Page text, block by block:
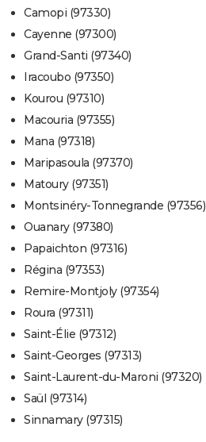
CARTE DE VOEUX
Carte de Noël
Carte Bonne année
Carte Saint-Valentin
Carte Pâques
Carte d'anniversaire
DICTIONNAIRE
Dictionnaire
Biographies
Citations
Expressions
Proverbes
PROGRAMME TV
COPAINS D'AVANT
S'inscrire
Se connecter
Lycées
Collèges
Primaires
Universités
Entreprises
Service militaire
Avis de recherche
AVIS DE DÉCÈS
FORUM
Bricolage
Lifestyle
Culture
Sport
Auto
Television
Voyage
Cinema
Camopi (97330)
Cayenne (97300)
Grand-Santi (97340)
Iracoubo (97350)
Kourou (97310)
Macouria (97355)
Mana (97318)
Maripasoula (97370)
Matoury (97351)
Montsinéry-Tonnegrande (97356)
Ouanary (97380)
Papaichton (97316)
Régina (97353)
Remire-Montjoly (97354)
Roura (97311)
Saint-Élie (97312)
Saint-Georges (97313)
Saint-Laurent-du-Maroni (97320)
Saül (97314)
Sinnamary (97315)